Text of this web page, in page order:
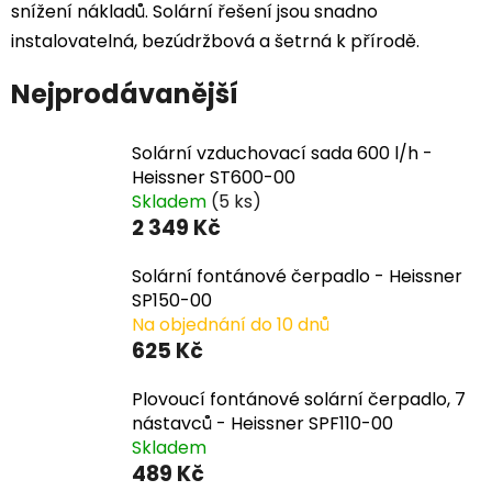
snížení nákladů. Solární řešení jsou snadno
instalovatelná, bezúdržbová a šetrná k přírodě.
Nejprodávanější
Solární vzduchovací sada 600 l/h -
Heissner ST600-00
Skladem (5 ks)
2 349 Kč
Solární fontánové čerpadlo - Heissner
SP150-00
Na objednání do 10 dnů
625 Kč
Plovoucí fontánové solární čerpadlo, 7
nástavců - Heissner SPF110-00
Skladem
489 Kč